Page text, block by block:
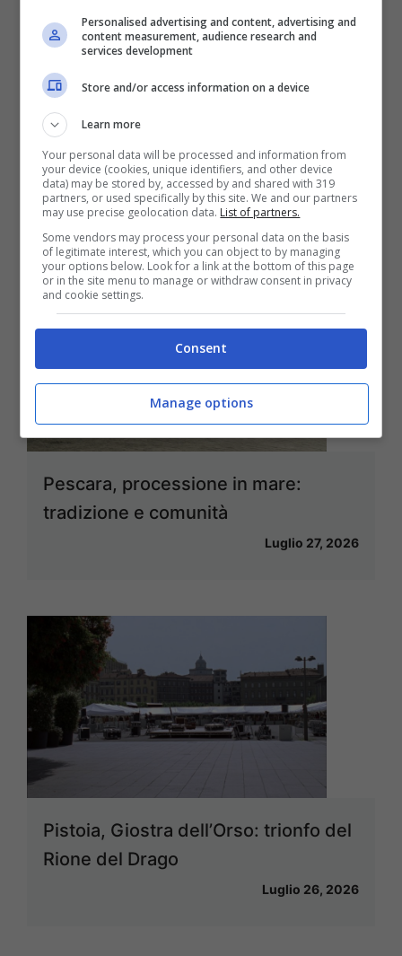
Pescara, film ‘L’Aura’: concluse le
riprese con Bocci e Chiatti
Luglio 28, 2026
Pescara, processione in mare:
tradizione e comunità
Luglio 27, 2026
Pistoia, Giostra dell’Orso: trionfo del
Rione del Drago
Luglio 26, 2026
Personalised advertising and content, advertising and
content measurement, audience research and
services development
Store and/or access information on a device
Learn more
Your personal data will be processed and information from
your device (cookies, unique identifiers, and other device
data) may be stored by, accessed by and shared with 319
partners, or used specifically by this site. We and our partners
may use precise geolocation data. List of partners.
Some vendors may process your personal data on the basis
of legitimate interest, which you can object to by managing
your options below. Look for a link at the bottom of this page
or in the site menu to manage or withdraw consent in privacy
and cookie settings.
Consent
Manage options